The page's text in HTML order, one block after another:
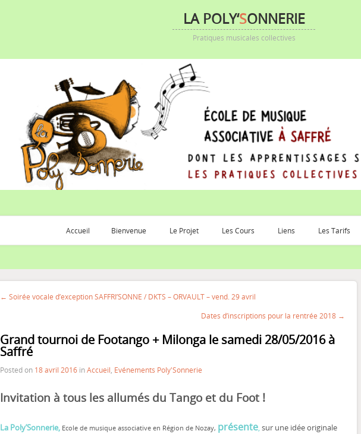
LA POLY‘SONNERIE
Pratiques musicales collectives
Accueil Bienvenue Le Projet Les Cours Liens Les Tarifs
← Soirée vocale d’exception SAFFRI’SONNE / DKTS – ORVAULT – vend. 29 avril
Dates d’inscriptions pour la rentrée 2018 →
Grand tournoi de Footango + Milonga le samedi 28/05/2016 à
Saffré
Posted on 18 avril 2016 inAccueil Evénements Poly'Sonnerie
Invitation à tous les allumés du Tango et du Foot !
La Poly’Sonnerie, Ecole de musique associative en Région de Nozay, présente,sur une idée originale